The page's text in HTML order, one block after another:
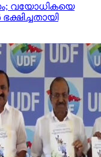
വയോധികയെ